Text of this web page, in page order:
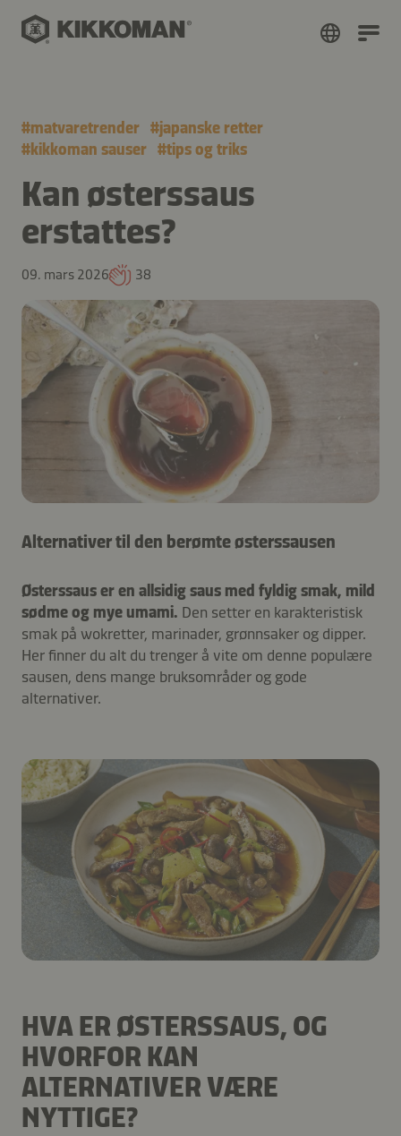
#matvaretrender #japanske retter
#kikkoman sauser #tips og triks
Kan østerssaus
erstattes?
09. mars 2026 38
Alternativer til den berømte østerssausen
Østerssaus er en allsidig saus med fyldig smak, mild
sødme og mye umami. Den setter en karakteristisk
smak på wokretter, marinader, grønnsaker og dipper.
Her finner du alt du trenger å vite om denne populære
sausen, dens mange bruksområder og gode
alternativer.
HVA ER ØSTERSSAUS, OG
HVORFOR KAN
ALTERNATIVER VÆRE
NYTTIGE?